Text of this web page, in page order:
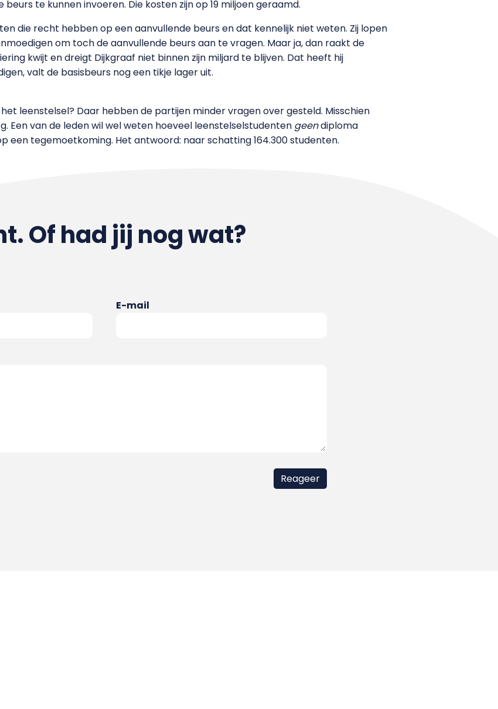
te kunnen invoeren. Die kosten zijn op 19 miljoen geraamd.
die recht hebben op een aanvullende beurs en dat kennelijk niet weten. Zij lopen
om toch de aanvullende beurs aan te vragen. Maar ja, dan raakt de
kwijt en dreigt Dijkgraaf niet binnen zijn miljard te blijven. Dat heeft hij
valt de basisbeurs nog een tikje lager uit.
leenstelsel? Daar hebben de partijen minder vragen over gesteld. Misschien
Een van de leden wil wel weten hoeveel leenstelselstudenten geendiploma
een tegemoetkoming. Het antwoord: naar schatting 164.300 studenten.
Of had jij nog wat?
E-mail